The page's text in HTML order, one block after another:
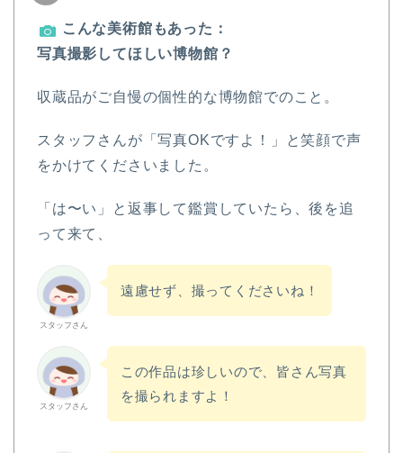
こんな美術館もあった：
写真撮影してほしい博物館？
収蔵品がご自慢の個性的な博物館でのこと。
スタッフさんが「写真OKですよ！」と笑顔で声
をかけてくださいました。
「は〜い」と返事して鑑賞していたら、後を追
って来て、
スタッフさん
遠慮せず、撮ってくださいね！
スタッフさん
この作品は珍しいので、皆さん写真
を撮られますよ！